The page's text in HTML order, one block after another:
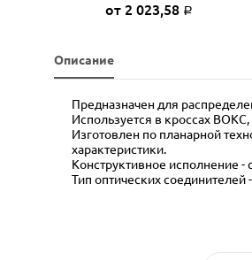
от 2 023,58 Р
Описание
Предназначен для
Используется в кроссах
Изготовлен по планарной
характеристики.
Конструктивное исполнение
Тип оптических соединителей -